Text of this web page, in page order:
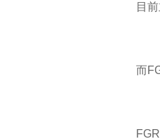
目前主
而FGR
FGR相